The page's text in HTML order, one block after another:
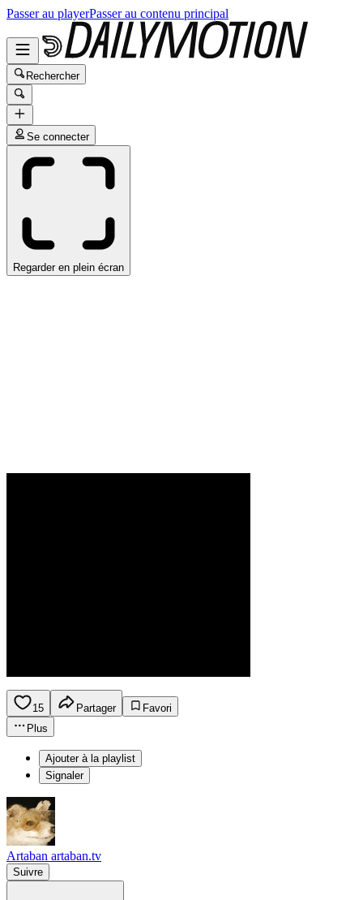
Passer au playerPasser au contenu principal
Rechercher
Se connecter
Regarder en plein écran
15 Partager
Favori
Plus
Ajouter à la playlist
Signaler
Artaban artaban.tv
Suivre